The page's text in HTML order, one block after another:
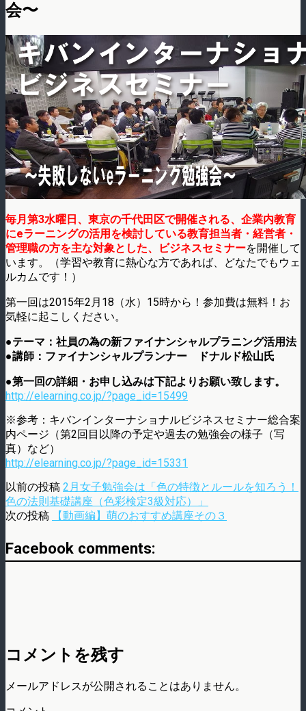
会〜
毎月第3水曜日、東京の千代田区で開催される、企業内教育
にeラーニングの活用を検討している教育担当者・経営者・
管理職の方を主な対象とした、ビジネスセミナーを開催して
います。（学習や教育に熱心な方であれば、どなたでもウェ
ルカムです！）
第一回は2015年2月18（水）15時から！参加費は無料！お
気軽に起こしください。
●テーマ：社員の為の新ファイナンシャルプラニング活用法
●講師：ファイナンシャルプランナー ドナルド松山氏
●第一回の詳細・お申し込みは下記よりお願い致します。
http://elearning.co.jp/?page_id=15499
※参考：キバンインターナショナルビジネスセミナー総合案
内ページ（第2回目以降の予定や過去の勉強会の様子（写
真）など）
http://elearning.co.jp/?page_id=15331
以前の投稿 2月女子勉強会は「色の特徴とルールを知ろう！
色の法則基礎講座（色彩検定3級対応）」
次の投稿
【動画編】萌のおすすめ講座その３
Facebook comments:
コメントを残す
メールアドレスが公開されることはありません。